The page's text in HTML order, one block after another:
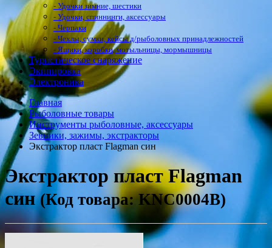
- Удочки зимние, шестики
- Удочки, спиннинги, аксессуары
- Черпаки
- Чехлы, сумки, кейсы д/рыболовных принадлежностей
- Ящики, коробки, мотыльницы, мормышницы
Туристическое снаряжение
Экипировка
Электроника
Главная
Рыболовные товары
Инструменты рыболовные, аксессуары
Зевники, зажимы, экстракторы
Экстрактор пласт Flagman син
Экстрактор пласт Flagman
син (Код товара: KNC0004B)